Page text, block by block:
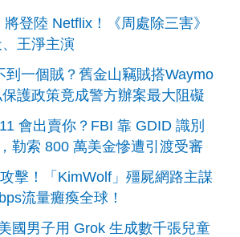
將登陸 Netflix！《周處除三害》
王淨主演
到一個賊？舊金山竊賊搭Waymo
護政策竟成警方辦案最大阻礙
會出賣你？FBI 靠 GDID 識別
勒索 800 萬美金慘遭引渡受審
擊！「KimWolf」殭屍網路主謀
流量癱瘓全球！
國男子用 Grok 生成數千張兒童